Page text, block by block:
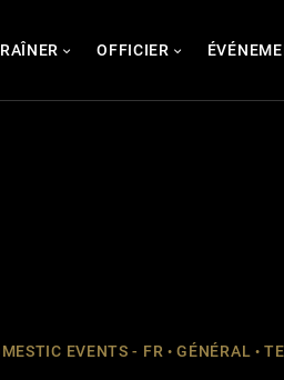
OFFICIER
EVENTS - FR GÉNÉRAL